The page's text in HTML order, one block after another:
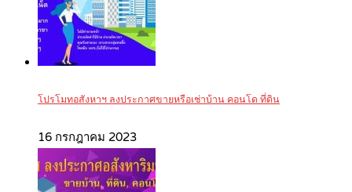
โปรโมทอสังหาฯ ลงประกาศขายหรือเช่าบ้าน คอนโด ที่ดิน
16 กรกฎาคม 2023